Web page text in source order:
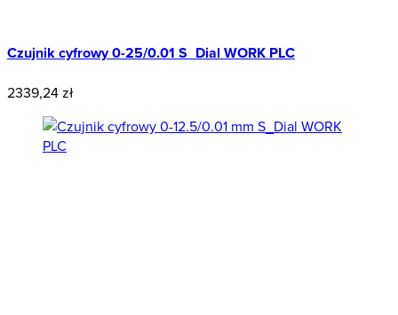
Czujnik cyfrowy 0-25/0.01 S_Dial WORK PLC
2339,24 zł